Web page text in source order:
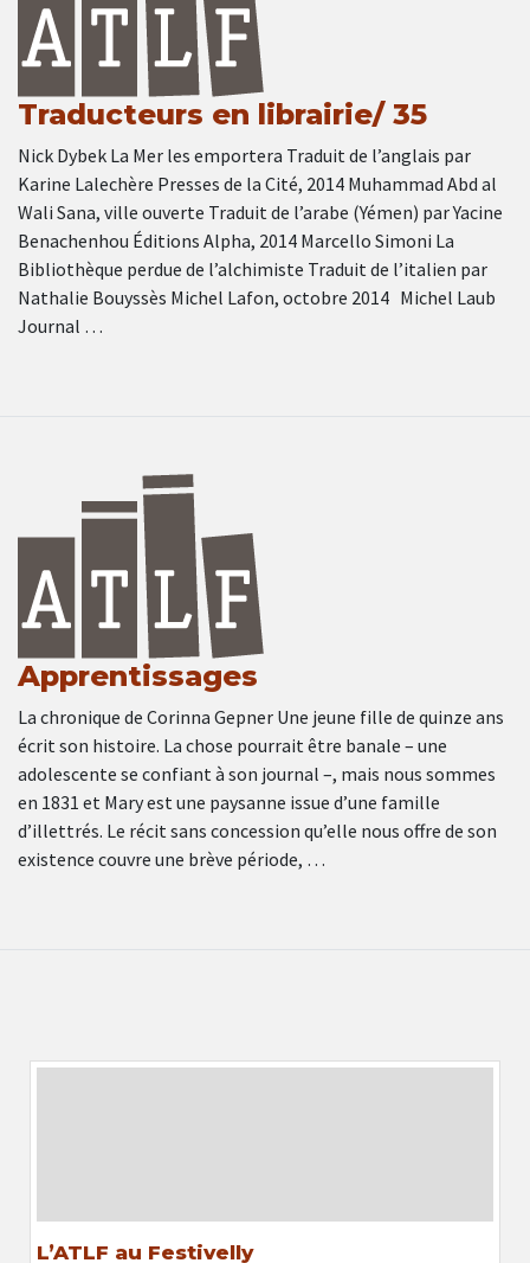
Traducteurs en librairie/ 35
Nick Dybek La Mer les emportera Traduit de l’anglais par
Karine Lalechère Presses de la Cité, 2014 Muhammad Abd al
Wali Sana, ville ouverte Traduit de l’arabe (Yémen) par Yacine
Benachenhou Éditions Alpha, 2014 Marcello Simoni La
Bibliothèque perdue de l’alchimiste Traduit de l’italien par
Nathalie Bouyssès Michel Lafon, octobre 2014 Michel Laub
Journal …
Apprentissages
La chronique de Corinna Gepner Une jeune fille de quinze ans
écrit son histoire. La chose pourrait être banale – une
adolescente se confiant à son journal –, mais nous sommes
en 1831 et Mary est une paysanne issue d’une famille
d’illettrés. Le récit sans concession qu’elle nous offre de son
existence couvre une brève période, …
L’ATLF au Festivelly